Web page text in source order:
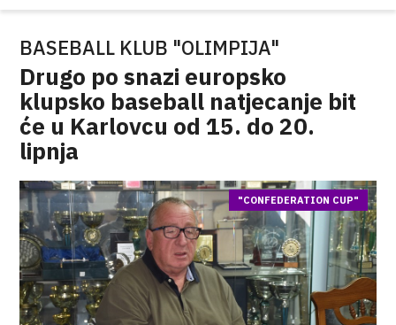
BASEBALL KLUB "OLIMPIJA"
Drugo po snazi europsko
klupsko baseball natjecanje bit
će u Karlovcu od 15. do 20.
lipnja
"CONFEDERATION CUP"